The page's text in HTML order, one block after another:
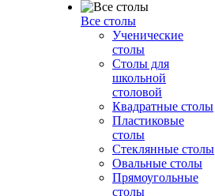
Все столы
Ученические
столы
Столы для
школьной
столовой
Квадратные столы
Пластиковые
столы
Стеклянные столы
Овальные столы
Прямоугольные
столы